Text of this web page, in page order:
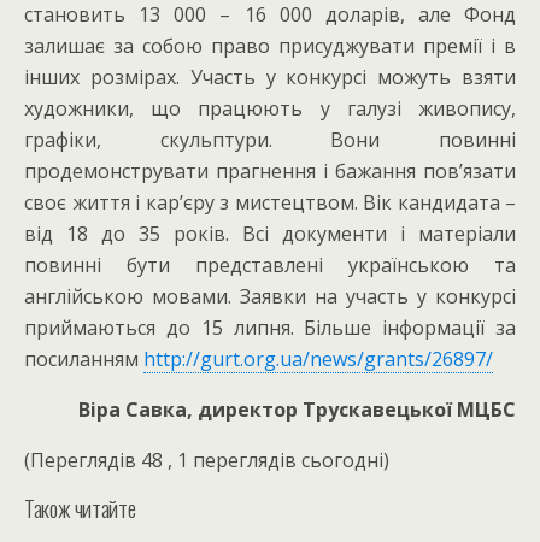
становить 13 000 – 16 000 доларів, але Фонд
залишає за собою право присуджувати премії і в
інших розмірах. Участь у конкурсі можуть взяти
художники, що працюють у галузі живопису,
графіки, скульптури. Вони повинні
продемонструвати прагнення і бажання пов’язати
своє життя і кар’єру з мистецтвом. Вік кандидата –
від 18 до 35 років. Всі документи і матеріали
повинні бути представлені українською та
англійською мовами. Заявки на участь у конкурсі
приймаються до 15 липня. Більше інформації за
посиланням http://gurt.org.ua/news/grants/26897/
Віра Савка, директор Трускавецької МЦБС
(Переглядів 48 , 1 переглядів сьогодні)
Також читайте